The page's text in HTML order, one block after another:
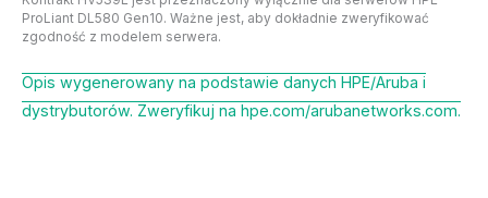
ProLiant DL580 Gen10. Ważne jest, aby dokładnie zweryfikować
zgodność z modelem serwera.
Opis wygenerowany na podstawie danych HPE/Aruba i
dystrybutorów. Zweryfikuj na hpe.com/arubanetworks.com.